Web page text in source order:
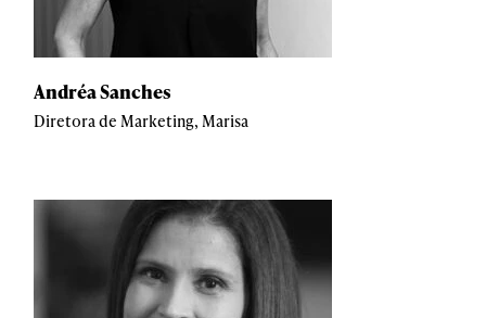
Andréa Sanches
Diretora de Marketing, Marisa